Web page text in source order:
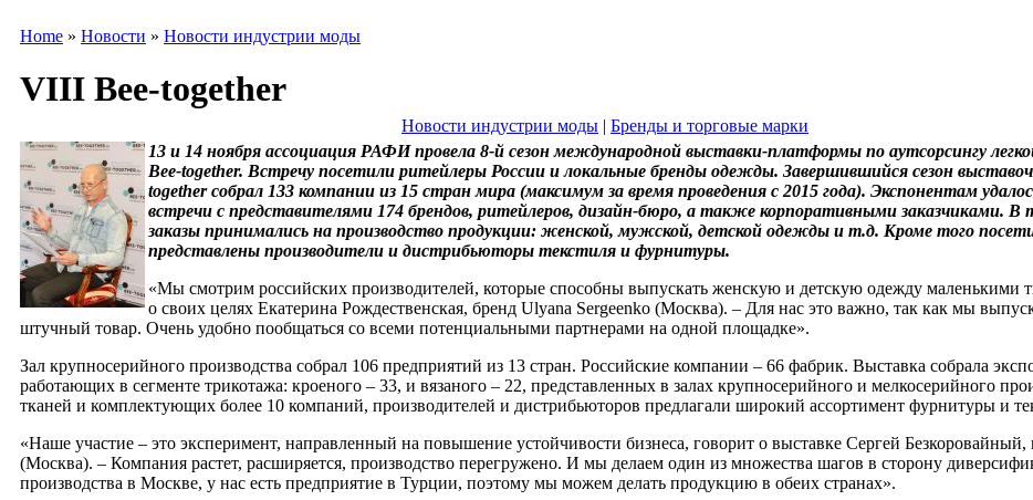
Home » Новости » Новости индустрии моды
VIII Bee-together
Новости индустрии моды | Бренды и торговые марки
13 и 14 ноября ассоциация РАФИ провела 8-й сезон международной выставки-платформы по аутсорсингу
Bee-together. Встречу посетили ритейлеры России и локальные бренды одежды. Завершившийся сезон
together собрал 133 компании из 15 стран мира (максимум за время проведения с 2015 года). Экспонентам
встречи с представителями 174 брендов, ритейлеров, дизайн-бюро, а также корпоративными заказчиками. В
заказы принимались на производство продукции: женской, мужской, детской одежды и т.д. Кроме того
представлены производители и дистрибьюторы текстиля и фурнитуры.
«Мы смотрим российских производителей, которые способны выпускать женскую и детскую одежду маленькими
о своих целях Екатерина Рождественская, бренд Ulyana Sergeenko (Москва). – Для нас это важно, так как мы
штучный товар. Очень удобно пообщаться со всеми потенциальными партнерами на одной площадке».
Зал крупносерийного производства собрал 106 предприятий из 13 стран. Российские компании – 66 фабрик. Выставка собрала
работающих в сегменте трикотажа: кроеного – 33, и вязаного – 22, представленных в залах крупносерийного и мелкосерийного
тканей и комплектующих более 10 компаний, производителей и дистрибьюторов предлагали широкий ассортимент фурнитуры и
«Наше участие – это эксперимент, направленный на повышение устойчивости бизнеса, говорит о выставке Сергей Безкоровайный,
(Москва). – Компания растет, расширяется, производство перегружено. И мы делаем один из множества шагов в сторону
производства в Москве, у нас есть предприятие в Турции, поэтому мы можем делать продукцию в обеих странах».